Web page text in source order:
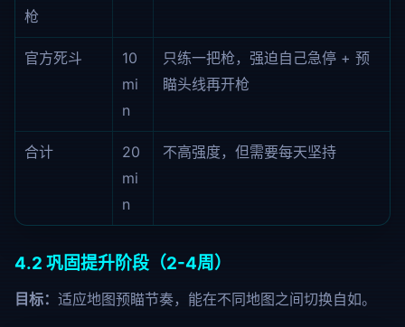
枪
官方死斗
10
mi
n
只练一把枪，强迫自己急停 + 预
瞄头线再开枪
合计
20
mi
n
不高强度，但需要每天坚持
4.2 巩固提升阶段（2-4周）
目标： 适应地图预瞄节奏，能在不同地图之间切换自如。